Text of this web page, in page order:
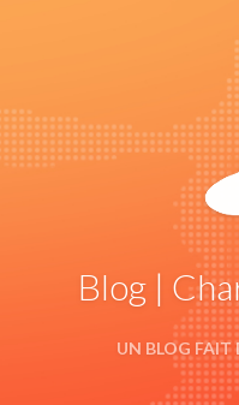
Blog |
UN BLOG FAIT